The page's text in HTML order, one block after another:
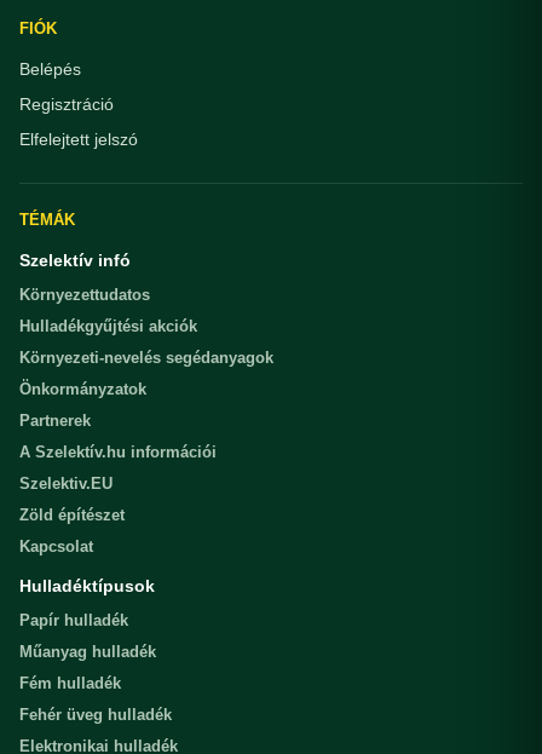
FIÓK
Belépés
Regisztráció
Elfelejtett jelszó
TÉMÁK
Szelektív infó
Környezettudatos
Hulladékgyűjtési akciók
Környezeti-nevelés segédanyagok
Önkormányzatok
Partnerek
A Szelektív.hu információi
Szelektiv.EU
Zöld építészet
Kapcsolat
Hulladéktípusok
Papír hulladék
Műanyag hulladék
Fém hulladék
Fehér üveg hulladék
Elektronikai hulladék